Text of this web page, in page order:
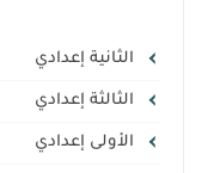
الثانية إعدادي
الثالثة إعدادي
الأولى إعدادي